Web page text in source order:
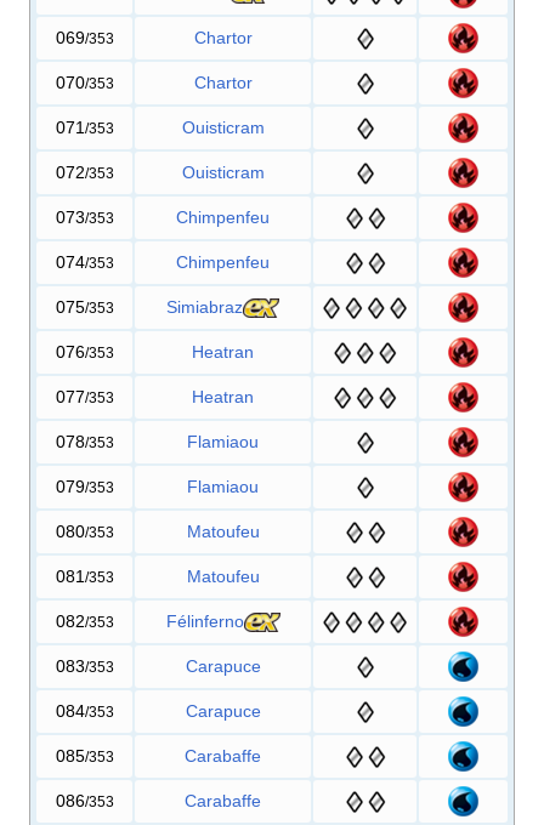
069/353 Chartor
070/353 Chartor
071 /353 Ouisticram
072/353 Ouisticram
073/353 Chimpenfeu
074/353 Chimpenfeu
075/353 Simiabraz
076/353 Heatran
077/353 Heatran
078/353 Flamiaou
079/353 Flamiaou
080/353 Matoufeu
081 /353 Matoufeu
082/353 Félinferno
083/353 Carapuce
084/353 Carapuce
085/353 Carabaffe
086/353 Carabaffe